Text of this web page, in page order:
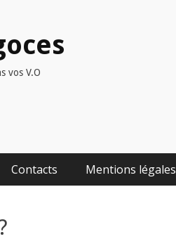
vos V.O
Contacts Mentions légales